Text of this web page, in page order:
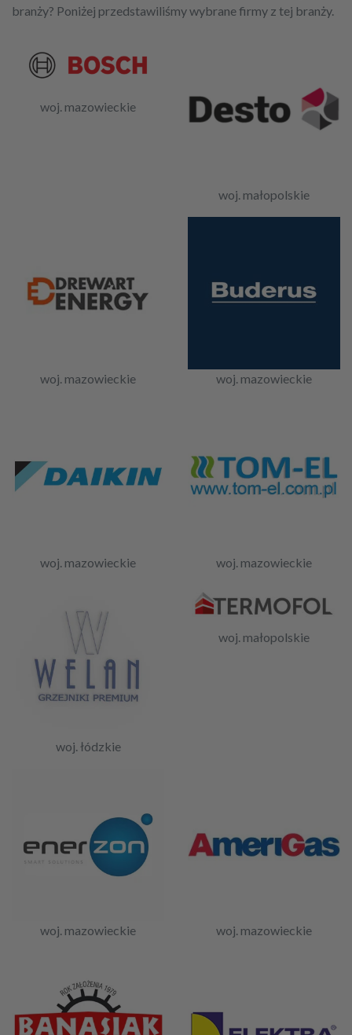
branży? Poniżej przedstawiliśmy wybrane firmy z tej branży.
woj. mazowieckie
woj. małopolskie
woj. mazowieckie woj. mazowieckie
woj. mazowieckie woj. mazowieckie
woj. łódzkie
woj. małopolskie
woj. mazowieckie woj. mazowieckie